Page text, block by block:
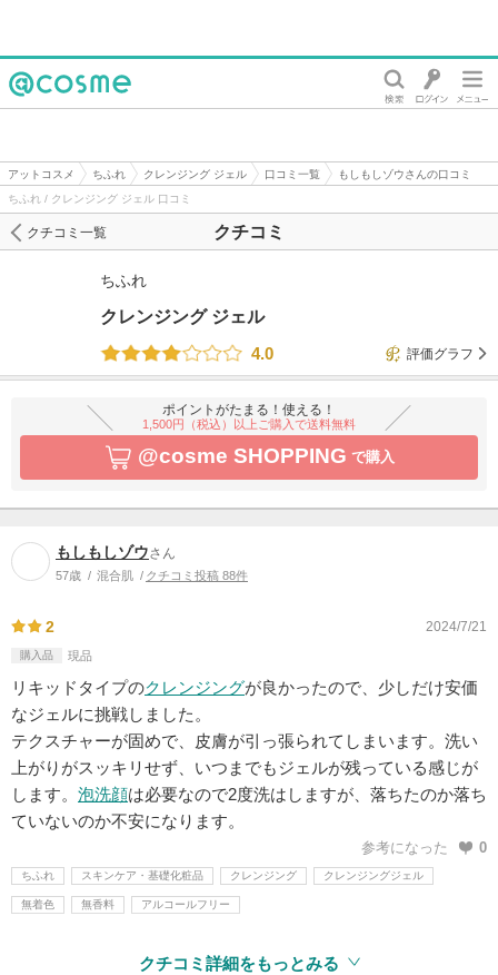
アットコスメ ちふれ クレンジング ジェル 口コミ一覧
もしもしゾウさんの口コミ
ちふれ / クレンジング ジェル 口コミ
クチコミ
クチコミ一覧
ちふれ
クレンジング ジェル
4.0
評価グラフ
ポイントがたまる！使える！
1,500円（税込）以上ご購入で送料無料
@cosme SHOPPING で購入
もしもしゾウさん
57歳 混合肌 クチコミ投稿 88件
2 2024/7/21
購入品 現品
リキッドタイプのクレンジングが良かったので、少しだけ安価
なジェルに挑戦しました。
テクスチャーが固めで、皮膚が引っ張られてしまいます。洗い
上がりがスッキリせず、いつまでもジェルが残っている感じが
します。 泡洗顔は必要なので2度洗はしますが、落ちたのか落ち
ていないのか不安になります。
参考になった 0
ちふれ スキンケア・基礎化粧品 クレンジング クレンジングジェル
無着色 無香料 アルコールフリー
クチコミ詳細をもっとみる